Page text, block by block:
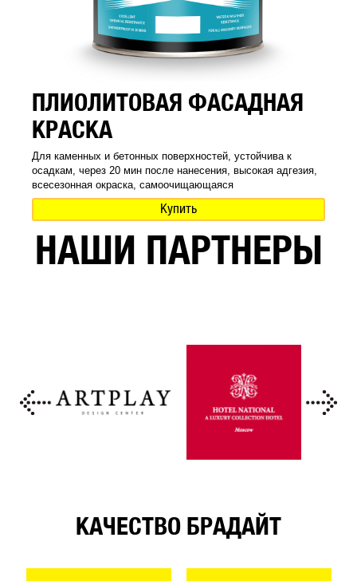
ПЛИОЛИТОВАЯ ФАСАДНАЯ
КРАСКА
Для каменных и бетонных поверхностей, устойчива к
осадкам, через 20 мин после нанесения, высокая адгезия,
всесезонная окраска, самоочищающаяся
Купить
НАШИ ПАРТНЕРЫ
КАЧЕСТВО БРАДАЙТ